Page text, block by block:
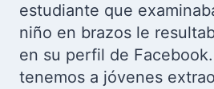
estudiante que
niño en brazos le
en su perfil de Facebook.
tenemos a jóvenes